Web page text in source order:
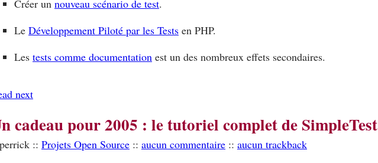
Créer un nouveau scénario de test.
Le Développement Piloté par les Tests en PHP.
Les tests comme documentation est un des nombreux effets secondaires.
next
cadeau pour 2005 : le tutoriel complet de SimpleTest
:: Projets Open Source :: aucun commentaire :: aucun trackback